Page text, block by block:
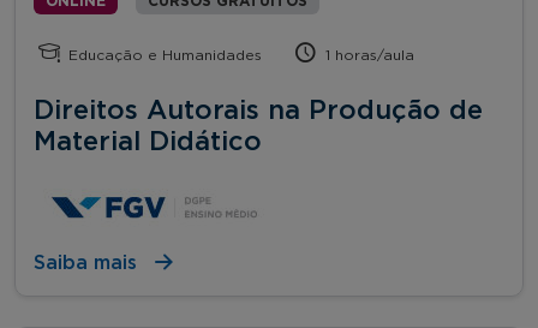
Educação e Humanidades 1 horas/aula
Direitos Autorais na Produção de
Material Didático
Saiba mais